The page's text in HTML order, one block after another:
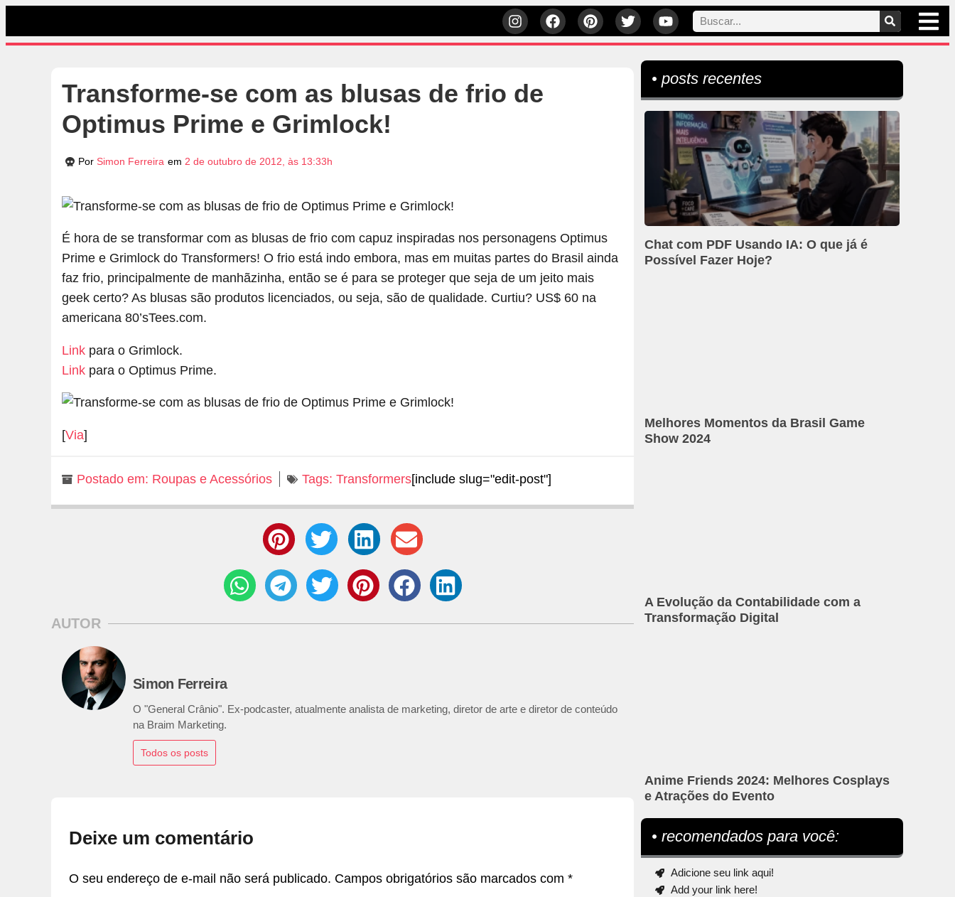
Transforme-se com as blusas de frio de
Optimus Prime e Grimlock!
Por Simon Ferreira em 2 de outubro de 2012, às 13:33h
É hora de se transformar com as blusas de frio com capuz inspiradas nos personagens Optimus
Prime e Grimlock do Transformers! O frio está indo embora, mas em muitas partes do Brasil ainda
faz frio, principalmente de manhãzinha, então se é para se proteger que seja de um jeito mais
geek certo? As blusas são produtos licenciados, ou seja, são de qualidade. Curtiu? US$ 60 na
americana 80’sTees.com.
Link para o Grimlock.
Link para o Optimus Prime.
[Via]
Postado em: Roupas e Acessórios Tags: Transformers[include slug="edit-post"]
AUTOR
Simon Ferreira
O "General Crânio". Ex-podcaster, atualmente analista de marketing, diretor de arte e diretor de conteúdo
na Braim Marketing.
Todos os posts
Deixe um comentário
O seu endereço de e-mail não será publicado. Campos obrigatórios são marcados com *
• posts recentes
Chat com PDF Usando IA: O que já é
Possível Fazer Hoje?
Melhores Momentos da Brasil Game
Show 2024
A Evolução da Contabilidade com a
Transformação Digital
Anime Friends 2024: Melhores Cosplays
e Atrações do Evento
• recomendados para você:
Adicione seu link aqui!
Add your link here!